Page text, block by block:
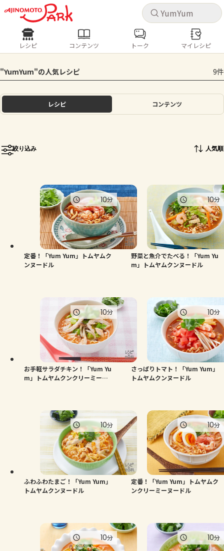
キャ
ログインするとレシピを保存できます
ログイン
ホーム
トーク
よくあるお問い合わせ
お買い物
キャ
レシピ コンテンツ
人気の食材・レシピ
きゅうり なす トマト とうもろこし
ピーマン
レシピ コンテンツ トーク マイレシピ
"YumYum"の人気レシピ 9件
レシピ コンテンツ
絞り込み 人気順
定番！「Yum Yum」トムヤムク
ンヌードル
10分
野菜と魚介でたべる！「Yum Yu
m」トムヤムクンヌードル
10分
お手軽サラダチキン！「Yum Yu
m」トムヤムクンクリーミーヌ
10分
さっぱりトマト！「Yum Yum」
トムヤムクンヌードル
10分
ふわふわたまご！「Yum Yum」
トムヤムクンヌードル
10分
定番！「Yum Yum」トムヤムク
ンクリーミーヌードル
10分
10分 10分